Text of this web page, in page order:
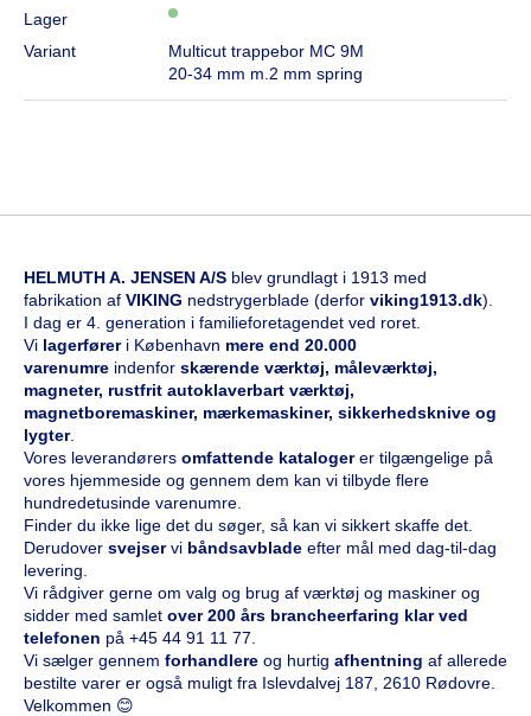
Lager
Variant
Multicut trappebor MC 9M
20-34 mm m.2 mm spring
HELMUTH A. JENSEN A/S blev grundlagt i 1913 med
fabrikation af VIKING nedstrygerblade (derfor viking1913.dk).
I dag er 4. generation i familieforetagendet ved roret.
Vi lagerfører i København mere end 20.000
varenumre indenfor skærende værktøj, måleværktøj,
magneter, rustfrit autoklaverbart værktøj,
magnetboremaskiner, mærkemaskiner, sikkerhedsknive og
lygter.
Vores leverandørers omfattende katalogerer tilgængelige på
vores hjemmeside og gennem dem kan vi tilbyde flere
hundredetusinde varenumre.
Finder du ikke lige det du søger, så kan vi sikkert skaffe det.
Derudover svejservi båndsavblade efter mål med dag-til-dag
levering.
Vi rådgiver gerne om valg og brug af værktøj og maskiner og
sidder med samlet over 200 års brancheerfaring klar ved
telefonen på +45 44 91 11 77
Vi sælger gennem forhandlere og hurtig afhentning af allerede
bestilte varer er også muligt fra Islevdalvej 187, 2610 Rødovre.
Velkommen 😊